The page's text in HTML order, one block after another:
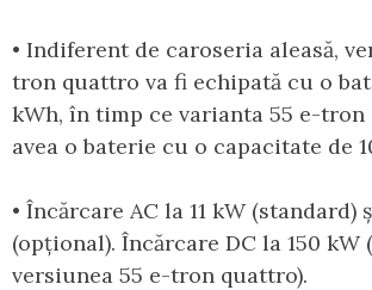
• Indiferent de caroseria aleasă,
tron quattro va fi echipată cu o
kWh, în timp ce varianta 55 e-
avea o baterie cu o capacitate de
• Încărcare AC la 11 kW (standard)
(opțional). Încărcare DC la 150 kW
versiunea 55 e-tron quattro).